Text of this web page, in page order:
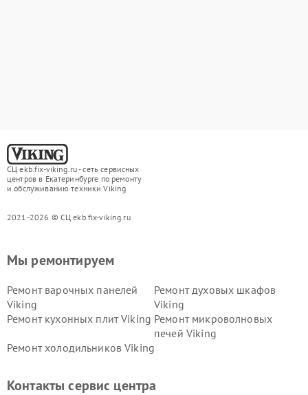
СЦ ekb.fix-viking.ru - сеть сервисных
центров в Екатеринбурге по ремонту
и обслуживанию техники Viking
2021-2026 © СЦ ekb.fix-viking.ru
Мы ремонтируем
Ремонт варочных панелей
Viking
Ремонт духовых шкафов
Viking
Ремонт кухонных плит Viking Ремонт микроволновых
печей Viking
Ремонт холодильников Viking
Контакты сервис центра